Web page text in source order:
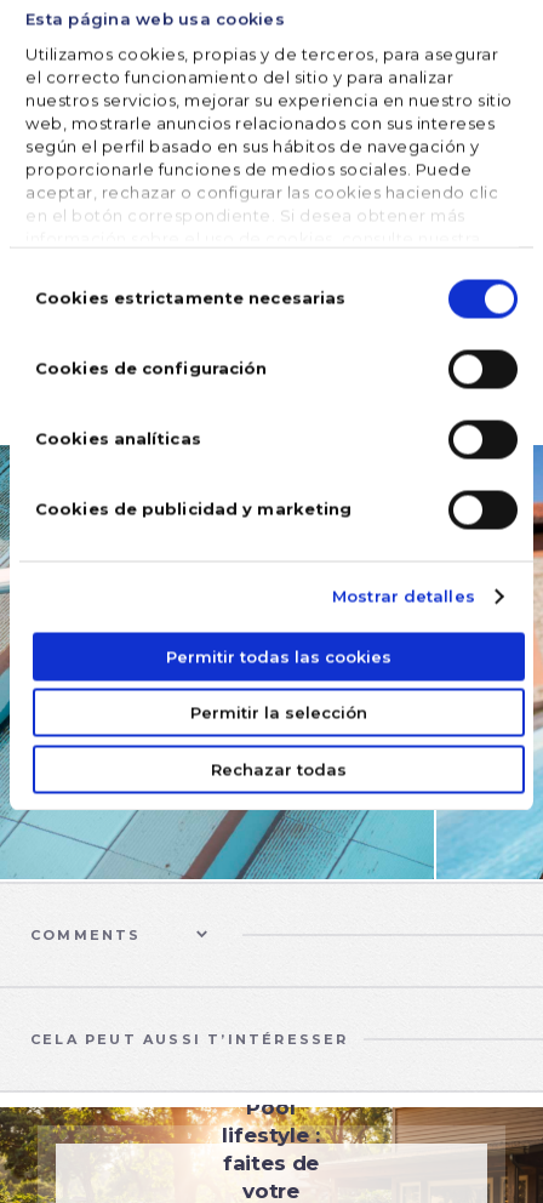
Esta página web usa cookies
Utilizamos cookies, propias y de terceros, para asegurar
el correcto funcionamiento del sitio y para analizar
nuestros servicios, mejorar su experiencia en nuestro sitio
web, mostrarle anuncios relacionados con sus intereses
según el perfil basado en sus hábitos de navegación y
proporcionarle funciones de medios sociales. Puede
aceptar, rechazar o configurar las cookies haciendo clic
en el botón correspondiente. Si desea obtener más
deCookies estrictamente necesarias
Cookies de configuración
Cookies analíticas
Cookies de publicidad y marketing
Mostrar detalles
Permitir todas las cookies
Permitir la selección
Rechazar todas
Si vous avez déjà l’un de ces produits et que
rencontrez un problème, ou si vous souhaitez
découvrir le reste de la gamme, nous vous invitons à
rester connecté.
COMMENTS
CELA PEUT AUSSI T’INTÉRESSER
Pool
lifestyle :
faites de
votre